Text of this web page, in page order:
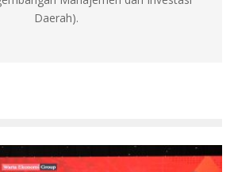
Daerah).